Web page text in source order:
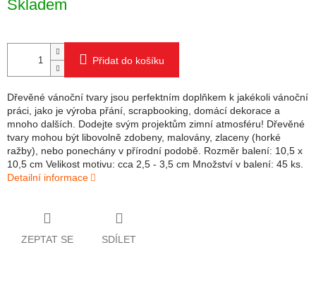
Skladem
Přidat do košíku
Dřevěné vánoční tvary jsou perfektním doplňkem k jakékoli vánoční
práci, jako je výroba přání, scrapbooking, domácí dekorace a
mnoho dalších. Dodejte svým projektům zimní atmosféru! Dřevěné
tvary mohou být libovolně zdobeny, malovány, zlaceny (horké
ražby), nebo ponechány v přírodní podobě. Rozměr balení: 10,5 x
10,5 cm Velikost motivu: cca 2,5 - 3,5 cm Množství v balení: 45 ks.
Detailní informace
ZEPTAT SE SDÍLET